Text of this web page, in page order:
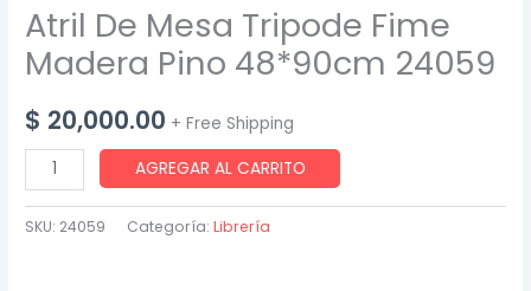
Atril De Mesa Tripode Fime
Madera Pino 48*90cm 24059
$ 20,000.00 + Free Shipping
Atril
De
Mesa
AGREGAR AL CARRITO
SKU: 24059 Categoría:Librería